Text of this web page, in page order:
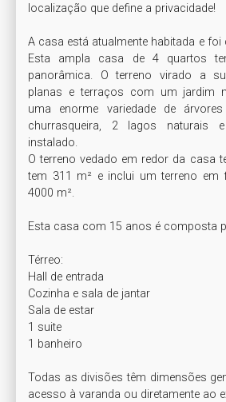
localização que define a privacidade!
A casa está atualmente habitada e foi
Esta ampla casa de 4 quartos
panorâmica. O terreno virado a
planas e terraços com um jardim
uma enorme variedade de
churrasqueira, 2 lagos naturais
instalado.
O terreno vedado em redor da casa
tem 311 m² e inclui um terreno em
4000 m².
Esta casa com 15 anos é composta
Térreo:
Hall de entrada
Cozinha e sala de jantar
Sala de estar
1 suite
1 banheiro
Todas as divisões têm dimensões
acesso à varanda ou diretamente ao